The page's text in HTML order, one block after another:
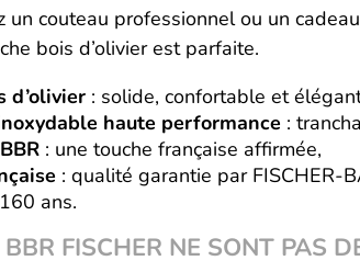
un couteau professionnel ou un
bois d’olivier est parfaite.
d’olivier: solide, confortable et
haute performance :
: une touche française affirmée,
: qualité garantie par FISCHER-
ans.
FISCHER NE SONT PAS